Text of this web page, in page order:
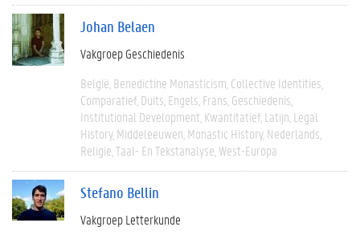
Johan Belaen
Vakgroep Geschiedenis
België Benedictine Monasticism Collective Identities
Comparatief Duits Engels Frans Geschiedenis
Institutional Development Kwantitatief Latijn Legal
History Middeleeuwen Monastic History Nederlands
Religie Taal- En Tekstanalyse West-Europa
Stefano Bellin
Vakgroep Letterkunde